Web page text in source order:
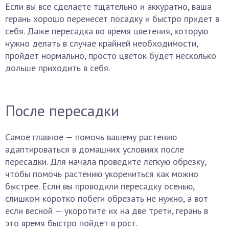
Если вы все сделаете тщательно и аккуратно, ваша
герань хорошо перенесет посадку и быстро придет в
себя. Даже пересадка во время цветения, которую
нужно делать в случае крайней необходимости,
пройдет нормально, просто цветок будет несколько
дольше приходить в себя.
После пересадки
Самое главное — помочь вашему растению
адаптироваться в домашних условиях после
пересадки. Для начала проведите легкую обрезку,
чтобы помочь растению укорениться как можно
быстрее. Если вы проводили пересадку осенью,
слишком коротко побеги обрезать не нужно, а вот
если весной — укоротите их на две трети, герань в
это время быстро пойдет в рост.